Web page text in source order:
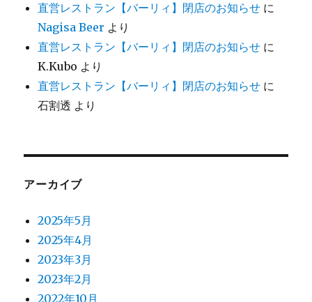
直営レストラン【バーリィ】閉店のお知らせ に
Nagisa Beer より
直営レストラン【バーリィ】閉店のお知らせ に
K.Kubo より
直営レストラン【バーリィ】閉店のお知らせ に
石割透 より
アーカイブ
2025年5月
2025年4月
2023年3月
2023年2月
2022年10月